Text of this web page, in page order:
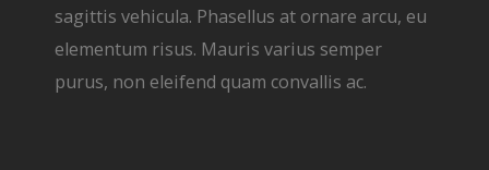
sagittis vehicula. Phasellus at ornare arcu, eu
elementum risus. Mauris varius semper
purus, non eleifend quam convallis ac.